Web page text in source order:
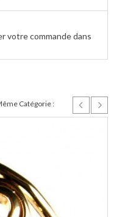
votre commande dans
Catégorie :